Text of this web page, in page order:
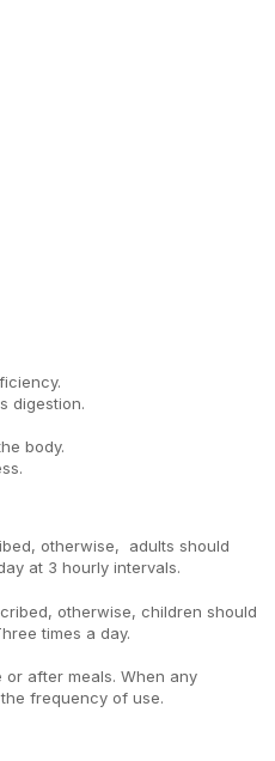
digestion.
body.
otherwise, adults should
at 3 hourly intervals.
otherwise, children should
times a day.
after meals. When any
frequency of use.